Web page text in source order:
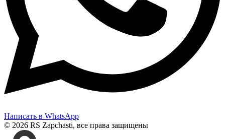
Написать в WhatsApp
© 2026 RS Zapchasti, все права защищены